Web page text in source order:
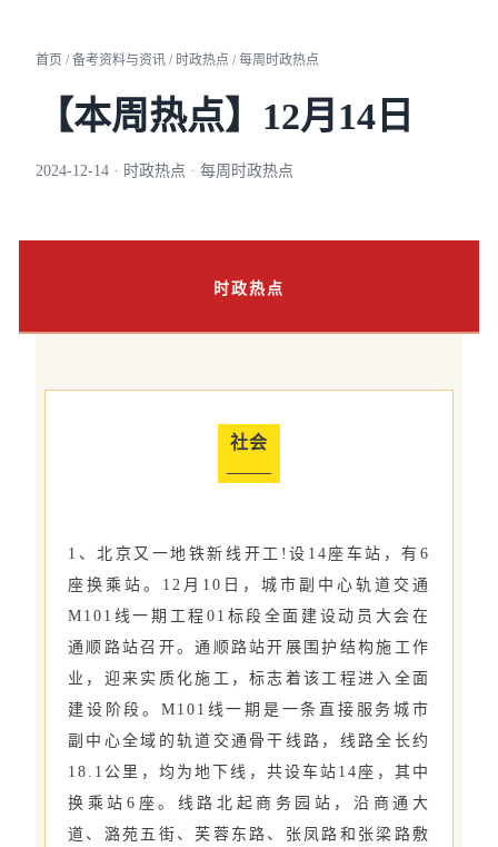
首页 / 备考资料与资讯 / 时政热点 / 每周时政热点
【本周热点】12月14日
2024-12-14 · 时政热点 · 每周时政热点
时政热点
社会
1、北京又一地铁新线开工!设14座车站，有6
座换乘站。12月10日，城市副中心轨道交通
M101线一期工程01标段全面建设动员大会在
通顺路站召开。通顺路站开展围护结构施工作
业，迎来实质化施工，标志着该工程进入全面
建设阶段。M101线一期是一条直接服务城市
副中心全域的轨道交通骨干线路，线路全长约
18.1公里，均为地下线，共设车站14座，其中
换乘站6座。线路北起商务园站，沿商通大
道、潞苑五街、芙蓉东路、张凤路和张梁路敷